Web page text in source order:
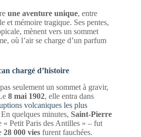
une aventure unique, entre
et mémoire tragique. Ses pentes,
mènent vers un sommet
où l’air se charge d’un parfum
chargé d’histoire
seulement un sommet à gravir,
8 mai 1902, elle entra dans
volcaniques les plus
En quelques minutes, Saint-Pierre
« Petit Paris des Antilles » – fut
28 000 vies furent fauchées.